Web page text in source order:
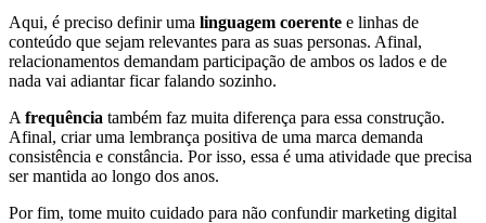
Aqui, é preciso definir uma linguagem coerente e linhas de
conteúdo que sejam relevantes para as suas personas. Afinal,
relacionamentos demandam participação de ambos os lados e de
nada vai adiantar ficar falando sozinho.
A frequência também faz muita diferença para essa construção.
Afinal, criar uma lembrança positiva de uma marca demanda
consistência e constância. Por isso, essa é uma atividade que precisa
ser mantida ao longo dos anos.
Por fim, tome muito cuidado para não confundir marketing digital